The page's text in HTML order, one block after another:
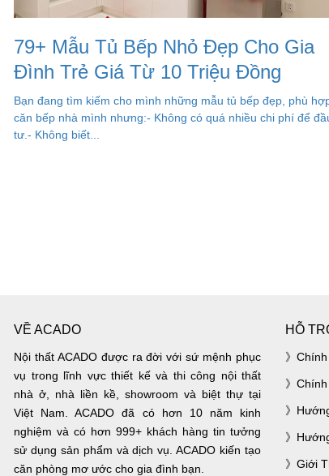
79+ Mẫu Tủ Bếp Nhỏ Đẹp Cho Gia
Đình Trẻ Giá Từ 10 Triệu Đồng
Bạn đang tìm kiếm cho mình những mẫu tủ bếp đẹp, phù
căn bếp nhà mình nhưng:- Không có quá nhiều chi phí để
tư.- Không biết...
VỀ ACADO
Nội thất ACADO được ra đời với sứ mệnh phục
vụ trong lĩnh vực thiết kế và thi công nội thất
nhà ở, nhà liền kề, showroom và biệt thự tại
Việt Nam. ACADO đã có hơn 10 năm kinh
nghiệm và có hơn 999+ khách hàng tin tưởng
sử dụng sản phẩm và dịch vụ. ACADO kiến tạo
căn phòng mơ ước cho gia đình bạn.
HỖ
Giới